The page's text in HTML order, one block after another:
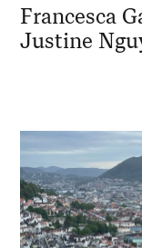
Francesca
Justine